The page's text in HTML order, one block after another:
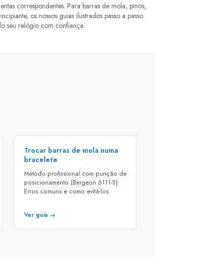
correspondentes. Para barras de mola, pinos,
os nossos guias ilustrados passo a passo
seu relógio com confiança.
Trocar barras de mola numa
bracelete
Método profissional com punção de
posicionamento (Bergeon 6111-S).
Erros comuns e como evitá-los.
Ver guia →